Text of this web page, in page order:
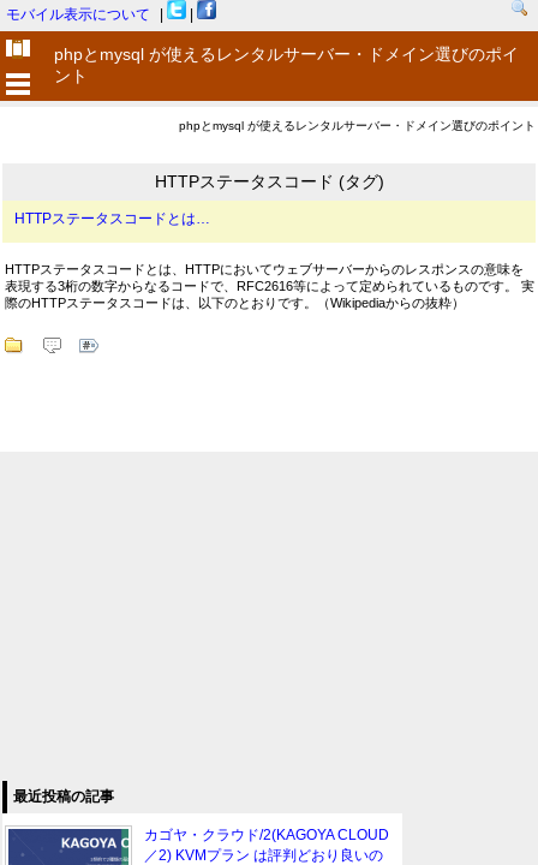
モバイル表示について
phpとmysql が使えるレンタルサーバー・ドメイン選びのポイ
ント
phpとmysql が使えるレンタルサーバー・ドメイン選びのポイント
HTTPステータスコード (タグ)
HTTPステータスコードとは…
HTTPステータスコードとは、HTTPにおいてウェブサーバーからのレスポンスの意味を
表現する3桁の数字からなるコードで、RFC2616等によって定められているものです。 実
際のHTTPステータスコードは、以下のとおりです。（Wikipediaからの抜粋）
最近投稿の記事
カゴヤ・クラウド/2(KAGOYA CLOUD
／2) KVMプラン は評判どおり良いの